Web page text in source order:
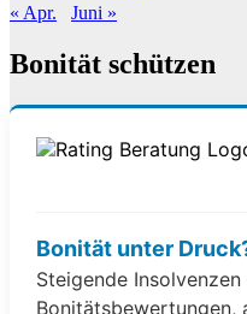
« Apr.
Juni »
Bonität schützen
Bonität unter
Steigende
Bonitätsbewertungen,